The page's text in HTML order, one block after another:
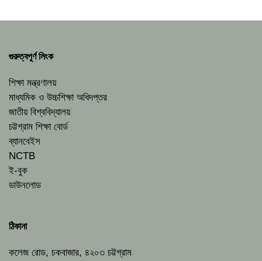
গুরুত্বপূর্ণ লিংক
শিক্ষা মন্ত্রণালয়
মাধ্যমিক ও উচ্চশিক্ষা অধিদপ্তর
জাতীয় বিশ্ববিদ্যালয়
চট্টগ্রাম শিক্ষা বোর্ড
ব্যানবেইস
NCTB
ই-বুক
ডাউনলোড
ঠিকানা
কলেজ রোড, চকবাজার, ৪২০৩ চট্টগ্রাম